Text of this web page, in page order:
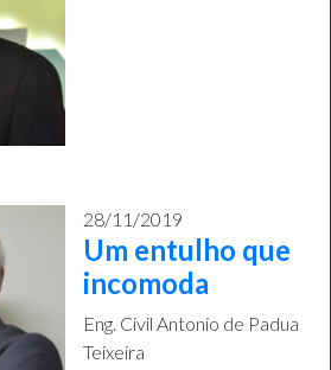
28/11/2019
Um entulho que
incomoda
Eng. Civil Antonio de Padua
Teixeira